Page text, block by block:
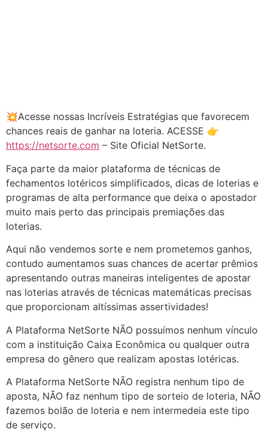
💥Acesse nossas Incríveis Estratégias que favorecem
chances reais de ganhar na loteria. ACESSE 👉
https://netsorte.com – Site Oficial NetSorte.
Faça parte da maior plataforma de técnicas de
fechamentos lotéricos simplificados, dicas de loterias e
programas de alta performance que deixa o apostador
muito mais perto das principais premiações das
loterias.
Aqui não vendemos sorte e nem prometemos ganhos,
contudo aumentamos suas chances de acertar prêmios
apresentando outras maneiras inteligentes de apostar
nas loterias através de técnicas matemáticas precisas
que proporcionam altíssimas assertividades!
A Plataforma NetSorte NÃO possuímos nenhum vínculo
com a instituição Caixa Econômica ou qualquer outra
empresa do gênero que realizam apostas lotéricas.
A Plataforma NetSorte NÃO registra nenhum tipo de
aposta, NÃO faz nenhum tipo de sorteio de loteria, NÃO
fazemos bolão de loteria e nem intermedeia este tipo
de serviço.